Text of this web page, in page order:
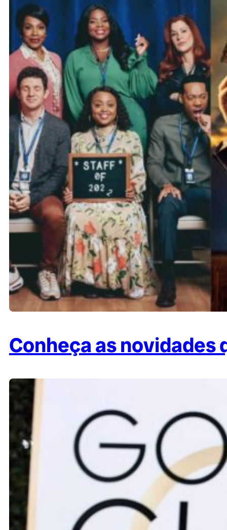
Conheça as novidades